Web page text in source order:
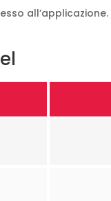
all’applicazione.